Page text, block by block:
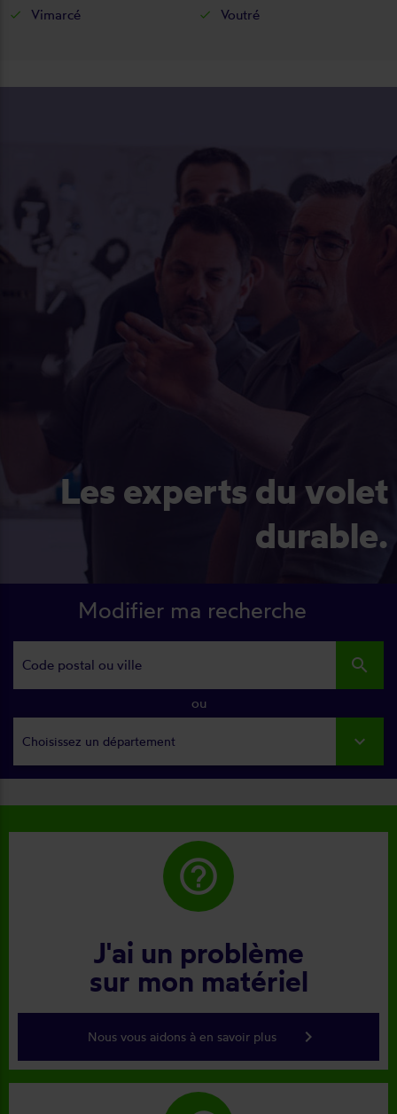
Vimarcé
Voutré
Les experts du volet
durable.
Modifier ma recherche
search
ou
Choisissez un département
help_outline
J'ai un problème
sur mon matériel
Nous vous aidons à en savoir plus keyboard_arrow_right